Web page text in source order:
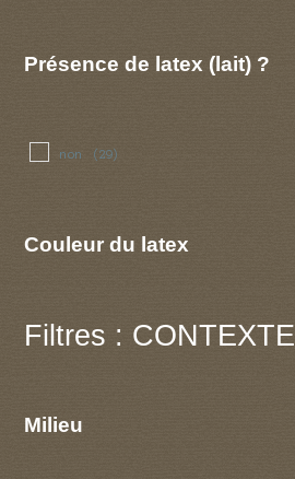
Présence de latex (lait) ?
non (29)
Couleur du latex
Filtres : CONTEXTE
Milieu